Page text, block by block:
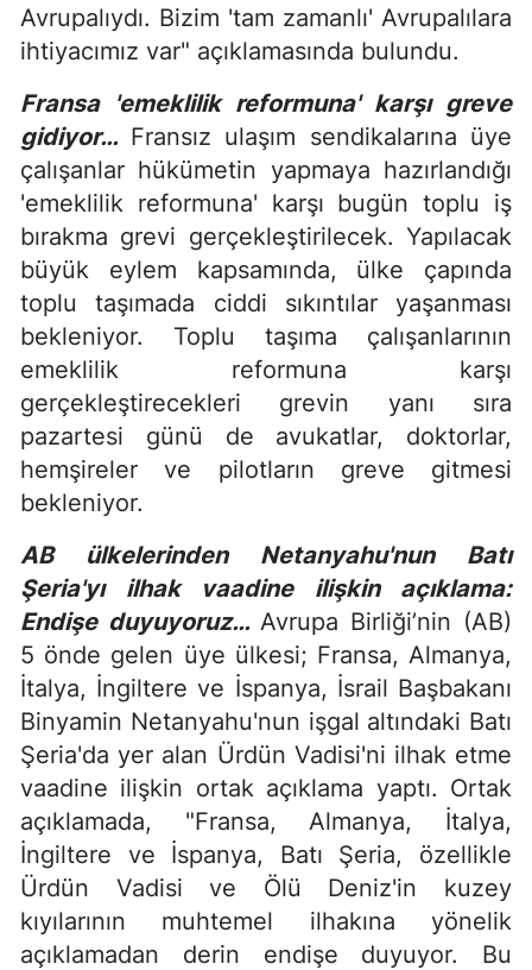
Avrupalıydı. Bizim 'tam zamanlı' Avrupalılara
ihtiyacımız var" açıklamasında bulundu.
Fransa 'emeklilik reformuna' karşı greve
gidiyor… Fransız ulaşım sendikalarına üye
çalışanlar hükümetin yapmaya hazırlandığı
'emeklilik reformuna' karşı bugün toplu iş
bırakma grevi gerçekleştirilecek. Yapılacak
büyük eylem kapsamında, ülke çapında
toplu taşımada ciddi sıkıntılar yaşanması
bekleniyor. Toplu taşıma çalışanlarının
emeklilik reformuna karşı
gerçekleştirecekleri grevin yanı sıra
pazartesi günü de avukatlar, doktorlar,
hemşireler ve pilotların greve gitmesi
bekleniyor.
AB ülkelerinden Netanyahu'nun Batı
Şeria'yı ilhak vaadine ilişkin açıklama:
Endişe duyuyoruz… Avrupa Birliği’nin (AB)
5 önde gelen üye ülkesi; Fransa, Almanya,
İtalya, İngiltere ve İspanya, İsrail Başbakanı
Binyamin Netanyahu'nun işgal altındaki Batı
Şeria'da yer alan Ürdün Vadisi'ni ilhak etme
vaadine ilişkin ortak açıklama yaptı. Ortak
açıklamada, "Fransa, Almanya, İtalya,
İngiltere ve İspanya, Batı Şeria, özellikle
Ürdün Vadisi ve Ölü Deniz'in kuzey
kıyılarının muhtemel ilhakına yönelik
açıklamadan derin endişe duyuyor. Bu